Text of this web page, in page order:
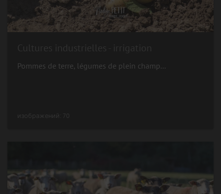
Pommes de terre, légumes de plein champ...
изображений: 70